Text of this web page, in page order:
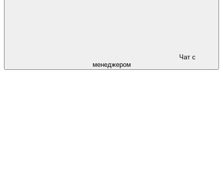
Чат с
менеджером